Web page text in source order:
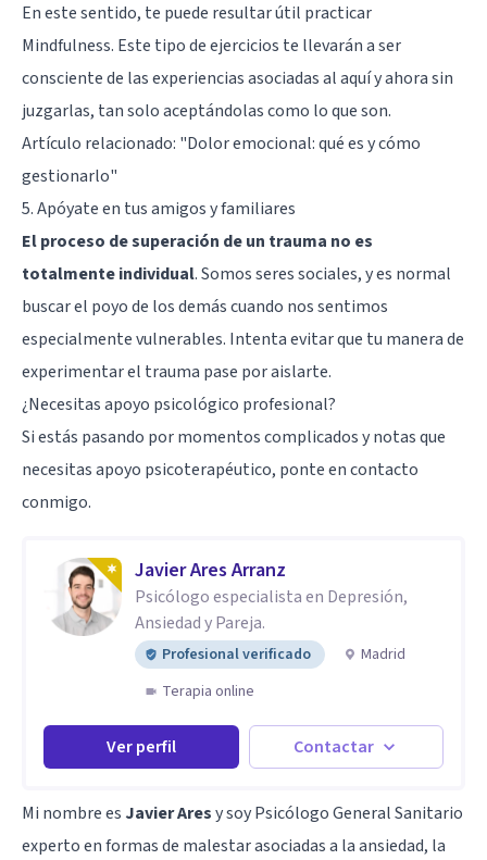
En este sentido, te puede resultar útil practicar
Mindfulness. Este tipo de ejercicios te llevarán a ser
consciente de las experiencias asociadas al aquí y ahora sin
juzgarlas, tan solo aceptándolas como lo que son.
Artículo relacionado: "Dolor emocional: qué es y cómo
gestionarlo"
5. Apóyate en tus amigos y familiares
El proceso de superación de un trauma no es
totalmente individual. Somos seres sociales, y es normal
buscar el poyo de los demás cuando nos sentimos
especialmente vulnerables. Intenta evitar que tu manera de
experimentar el trauma pase por aislarte.
¿Necesitas apoyo psicológico profesional?
Si estás pasando por momentos complicados y notas que
necesitas apoyo psicoterapéutico, ponte en contacto
conmigo.
Javier Ares Arranz
Psicólogo especialista en Depresión,
Ansiedad y Pareja.
Profesional verificado
Madrid
Terapia online
Ver perfil Contactar
Mi nombre es Javier Aresy soy Psicólogo General Sanitario
experto en formas de malestar asociadas a la ansiedad, la